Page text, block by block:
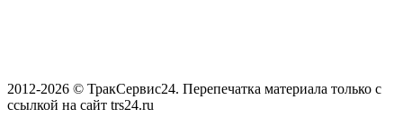
2012-2026 © ТракСервис24. Перепечатка материала только с
ссылкой на сайт trs24.ru